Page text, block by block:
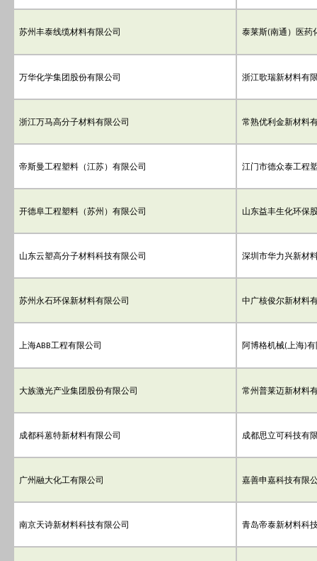
苏州丰泰线缆材料有限公司 泰莱斯(南通）医药
万华化学集团股份有限公司 浙江歌瑞新材料有
浙江万马高分子材料有限公司 常熟优利金新材料
帝斯曼工程塑料（江苏）有限公司 江门市德众泰工程
开德阜工程塑料（苏州）有限公司 山东益丰生化环保
山东云塑高分子材料科技有限公司 深圳市华力兴新材
苏州永石环保新材料有限公司 中广核俊尔新材料
上海ABB工程有限公司 阿博格机械(上海)
大族激光产业集团股份有限公司 常州普莱迈新材料
成都科蒽特新材料有限公司 成都思立可科技有
广州融大化工有限公司 嘉善申嘉科技有限
南京天诗新材料科技有限公司 青岛帝泰新材料科